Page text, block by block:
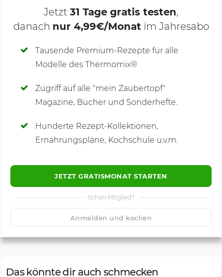
Deine Notizen
Jetzt 31 Tage gratis testen,
danach nur 4,99€/Monat im Jahresabo
Tausende Premium-Rezepte für alle
Modelle des Thermomix®
Zugriff auf alle "mein Zaubertopf"
Magazine, Bücher und Sonderhefte.
Hunderte Rezept-Kollektionen,
Ernährungspläne, Kochschule u.v.m.
JETZT GRATISMONAT STARTEN
Schon Mitglied?
Anmelden und kochen
Kommentare
🙂 Speichern
Das könnte dir auch schmecken